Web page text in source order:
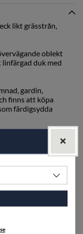
likt grässtrån,
oblekt
duk med
gardin,
finns att köpa
färdigsydda